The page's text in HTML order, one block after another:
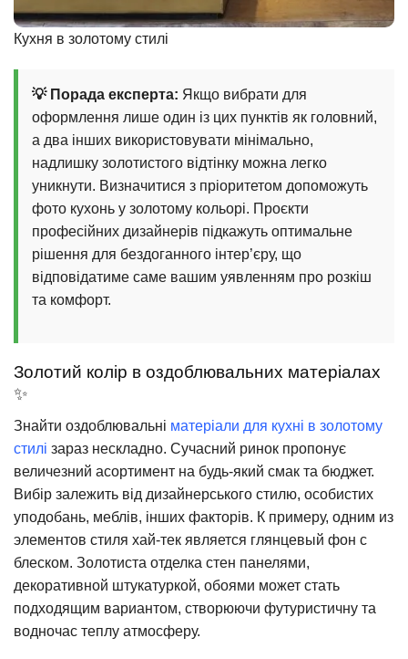
Кухня в золотому стилі
💡 Порада експерта: Якщо вибрати для
оформлення лише один із цих пунктів як головний,
а два інших використовувати мінімально,
надлишку золотистого відтінку можна легко
уникнути. Визначитися з пріоритетом допоможуть
фото кухонь у золотому кольорі. Проєкти
професійних дизайнерів підкажуть оптимальне
рішення для бездоганного інтер’єру, що
відповідатиме саме вашим уявленням про розкіш
та комфорт.
Золотий колір в оздоблювальних матеріалах
✨
Знайти оздоблювальні матеріали для кухні в золотому
стилі зараз нескладно. Сучасний ринок пропонує
величезний асортимент на будь-який смак та бюджет.
Вибір залежить від дизайнерського стилю, особистих
уподобань, меблів, інших факторів. К примеру, одним из
элементов стиля хай-тек является глянцевый фон с
блеском. Золотиста отделка стен панелями,
декоративной штукатуркой, обоями может стать
подходящим вариантом, створюючи футуристичну та
водночас теплу атмосферу.